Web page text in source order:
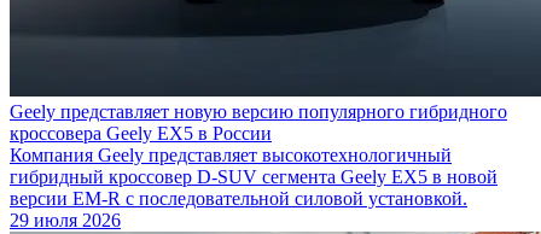
Geely представляет новую версию популярного гибридного
кроссовера Geely EX5 в России
Компания Geely представляет высокотехнологичный
гибридный кроссовер D-SUV сегмента Geely EX5 в новой
версии EM-R с последовательной силовой установкой.
29 июля 2026